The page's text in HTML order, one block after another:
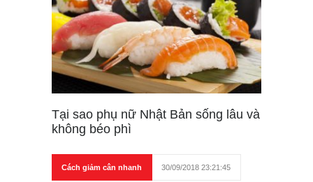
Tại sao phụ nữ Nhật Bản sống lâu và
không béo phì
Cách giảm cân nhanh 30/09/2018 23:21:45